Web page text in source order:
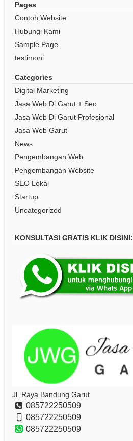
Pages
Contoh Website
Hubungi Kami
Sample Page
testimoni
Categories
Digital Marketing
Jasa Web Di Garut + Seo
Jasa Web Di Garut Profesional
Jasa Web Garut
News
Pengembangan Web
Pengembangan Website
SEO Lokal
Startup
Uncategorized
KONSULTASI GRATIS KLIK DISINI:
Jl. Raya Bandung Garut
085722250509
085722250509
085722250509